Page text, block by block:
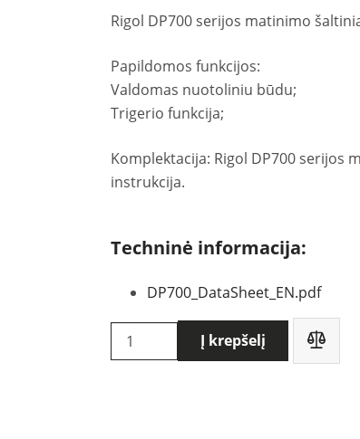
Rigol DP700 serijos matinimo
Papildomos funkcijos:
Valdomas nuotoliniu būdu;
Trigerio funkcija;
Komplektacija: Rigol DP700 serijos
instrukcija.
Techninė informacija:
DP700_DataSheet_EN.pdf
produkto
kiekis:
Į krepšelį